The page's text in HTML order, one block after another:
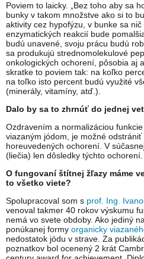
Poviem to laicky. „Bez toho aby sa
bunky v takom množstve ako si to
aktivity cez hypofýzu, v bunke sa
enzymatických reakcií bude
budú unavené, svoju prácu budú
sa produkujú strednomolekulové
onkologických ochorení, pôsobia aj
skratke to poviem tak: na koľko
na toľko isto percent budú využité
(minerály, vitamíny, atď.).
Dalo by sa to zhrnúť do jednej
Ozdravením a normalizáciou
viazaným jódom, je možné odstrániť
horeuvedených ochorení. V
(liečia) len dôsledky týchto
O fungovaní štítnej žľazy máme
to všetko viete?
Spolupracoval som s prof. Ing.
venoval takmer 40 rokov výskumu
nemá vo svete obdoby. Ako jediný
ponúkanej formy organicky
nedostatok jódu v strave. Za
poznatkov bol ocenený 2 krát